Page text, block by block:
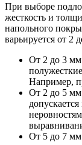
При выборе
жесткость и
напольного
варьируется от 2
От 2 до 3
Например,
От 2 до 5
От 5 до 7